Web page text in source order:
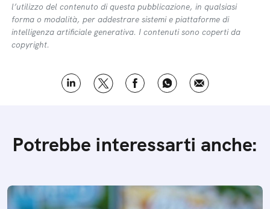
l’utilizzo del contenuto di questa pubblicazione, in qualsiasi
forma o modalità, per addestrare sistemi e piattaforme di
intelligenza artificiale generativa. I contenuti sono coperti da
copyright.
Potrebbe interessarti anche: